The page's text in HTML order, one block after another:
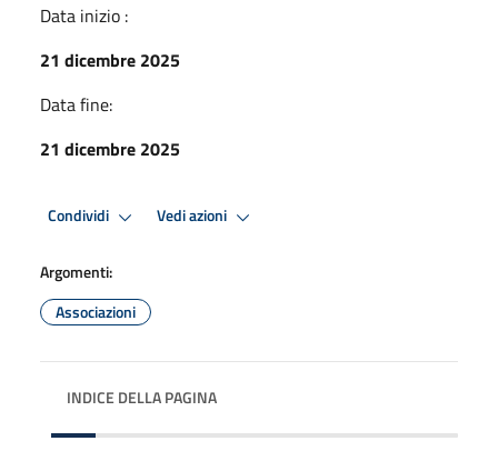
Data inizio :
21 dicembre 2025
Data fine:
21 dicembre 2025
Condividi Vedi azioni
Argomenti:
Associazioni
INDICE DELLA PAGINA